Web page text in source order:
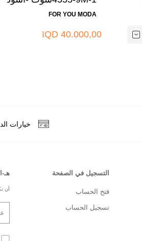
FOR YOU MODA
40.000,00 IQD
خيارات
التسجيل في الصفحة
فتح الحساب
تسجيل الحساب
هـ-
أن